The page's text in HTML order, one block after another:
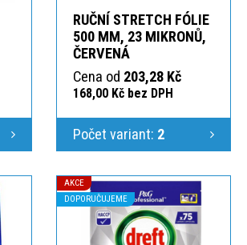
RUČNÍ STRETCH FÓLIE
500 MM, 23 MIKRONŮ,
ČERVENÁ
Cena od 203,28 Kč
168,00 Kč bez DPH
Počet variant: 2
AKCE
DOPORUČUJEME